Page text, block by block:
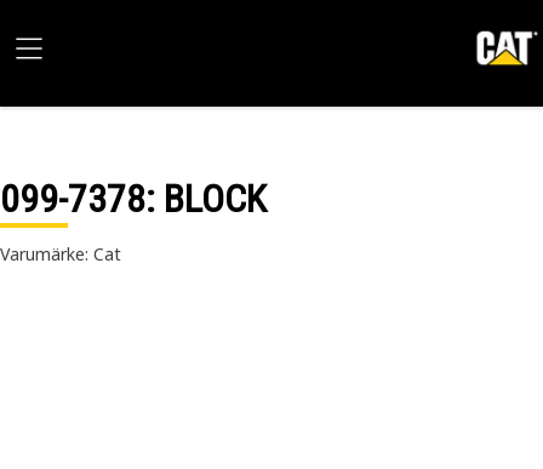
099-7378: BLOCK
Varumärke: Cat